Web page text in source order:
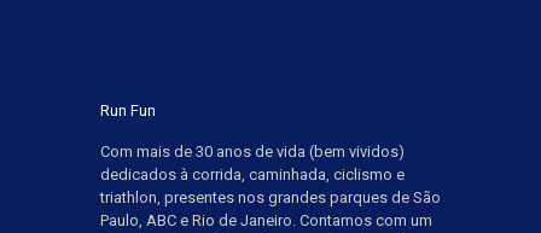
Run Fun
Com mais de 30 anos de vida (bem vividos)
dedicados à corrida, caminhada, ciclismo e
triathlon, presentes nos grandes parques de São
Paulo, ABC e Rio de Janeiro. Contamos com um